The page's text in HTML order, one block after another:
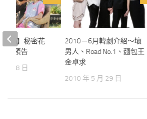
2010－6月韓劇介紹～壞
男人、Road No.1、麵包王
金卓求
2010 年 5 月 29 日
劇情】秘密花
字預告
月 18 日